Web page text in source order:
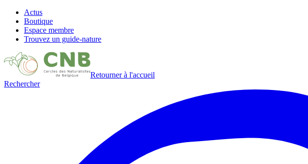
Actus
Boutique
Espace membre
Trouvez un guide-nature
Retourner à l'accueil
Rechercher